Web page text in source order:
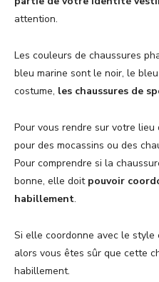
attention.
Les couleurs de chaussures
bleu marine sont le noir, le
costume, les chaussures de
Pour vous rendre sur votre
pour des mocassins ou des
Pour comprendre si la
bonne, elle doitpouvoir
habillement.
Si elle coordonne avec le
alors vous êtes sûr que cette
habillement.